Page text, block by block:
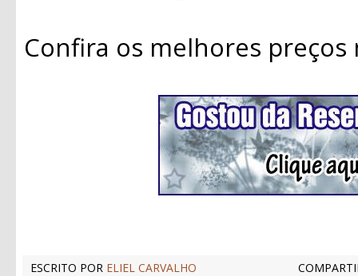
Confira os melhores preços
ESCRITO POR ELIEL CARVALHO